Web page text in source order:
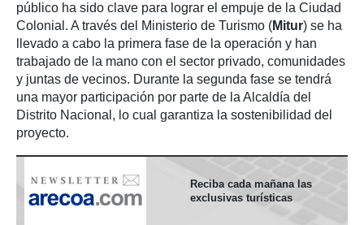
público ha sido clave para lograr el empuje de la Ciudad
Colonial. A través del Ministerio de Turismo (Mitur) se ha
llevado a cabo la primera fase de la operación y han
trabajado de la mano con el sector privado, comunidades
y juntas de vecinos. Durante la segunda fase se tendrá
una mayor participación por parte de la Alcaldía del
Distrito Nacional, lo cual garantiza la sostenibilidad del
proyecto.
Reciba cada mañana las
exclusivas turísticas